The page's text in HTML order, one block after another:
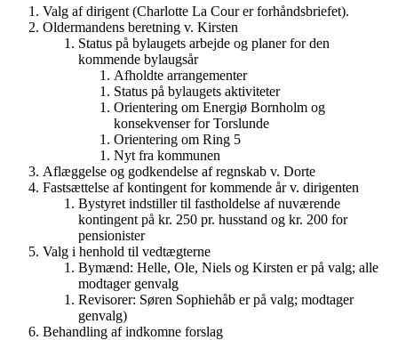
Valg af dirigent (Charlotte La Cour er forhåndsbriefet).
Oldermandens beretning v. Kirsten
Status på bylaugets arbejde og planer for den
kommende bylaugsår
Afholdte arrangementer
Status på bylaugets aktiviteter
Orientering om Energiø Bornholm og
konsekvenser for Torslunde
Orientering om Ring 5
Nyt fra kommunen
Aflæggelse og godkendelse af regnskab v. Dorte
Fastsættelse af kontingent for kommende år v. dirigenten
Bystyret indstiller til fastholdelse af nuværende
kontingent på kr. 250 pr. husstand og kr. 200 for
pensionister
Valg i henhold til vedtægterne
Bymænd: Helle, Ole, Niels og Kirsten er på valg; alle
modtager genvalg
Revisorer: Søren Sophiehåb er på valg; modtager
genvalg)
Behandling af indkomne forslag